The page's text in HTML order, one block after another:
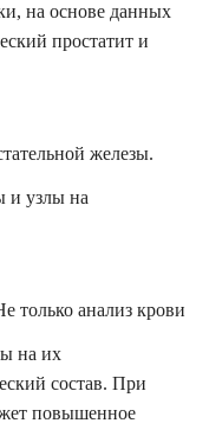
на основе данных
простатит и
железы.
и узлы на
только анализ крови
на их
состав. При
повышенное